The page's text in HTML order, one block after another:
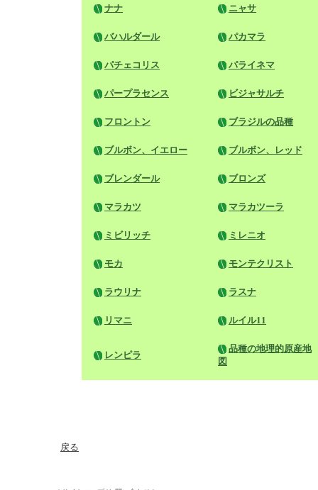
ナナ ニャサ
バハルダール パカマラ
パチェコリス パライネマ
パープラセンス ビジャサルチ
フロントン ブラジルの品種
ブルボン、イエロー ブルボン、レッド
ブレンダール ブロンズ
マラカツ マラカツーラ
ミビリッチ ミレニオ
モカ モンテクリスト
ラウリナ ラスナ
リマニ ルイル11
レンピラ
品種の地理的原産地
図
戻る